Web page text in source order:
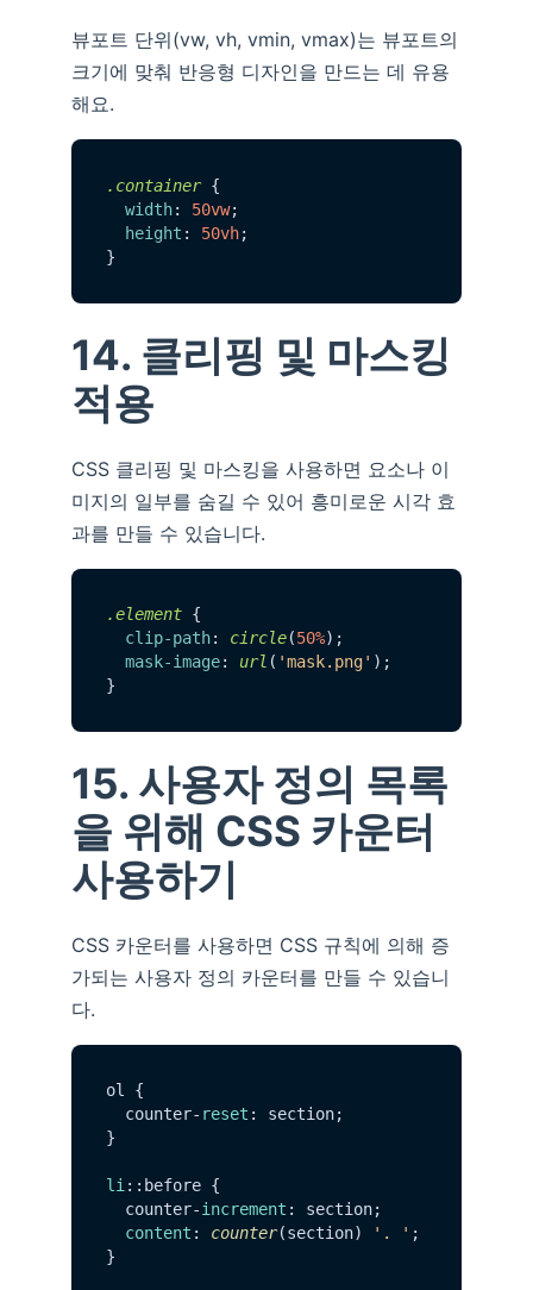
뷰포트 단위(vw, vh, vmin, vmax)는 뷰포트의
크기에 맞춰 반응형 디자인을 만드는 데 유용
해요.
.container {
width: 50vw;
height : 50vh;
14. 클리핑 및 마스킹
적용
CSS 클리핑 및 마스킹을 사용하면 요소나 이
미지의 일부를 숨길 수 있어 흥미로운 시각 효
과를 만들 수 있습니다.
.element {
clip-path: circle(50%);
mask-image: url ( 'mask.png' );
15. 사용자 정의 목록
을 위해 CSS 카운터
사용하기
CSS 카운터를 사용하면 CSS 규칙에 의해 증
가되는 사용자 정의 카운터를 만들 수 있습니
다.
ol {
  counter-
reset : section;
}
li::before {
  counter-
increment : section;
content : counter(section) '. ' ;